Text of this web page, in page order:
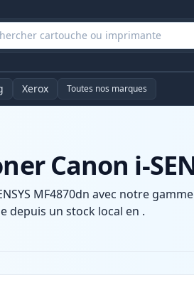
Xerox Toutes nos marques
Canon i-
MF4870dn avec notre
depuis un stock local en .